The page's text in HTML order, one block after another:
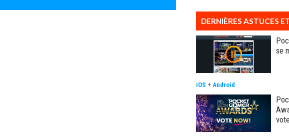
DERNIÈRES ASTUCES
se
iOS + Android